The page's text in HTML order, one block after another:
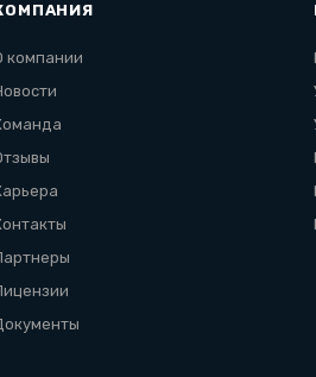
компании